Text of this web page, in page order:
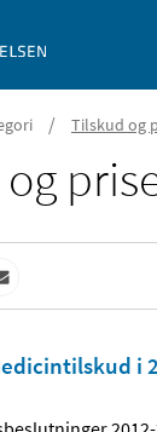
/ Tilskud og
i